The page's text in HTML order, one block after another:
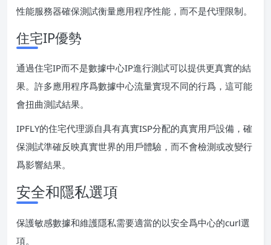
性能服務器確保測試衡量應用程序性能，而不是代理限制。
住宅IP優勢
通過住宅IP而不是數據中心IP進行測試可以提供更真實的結
果。許多應用程序爲數據中心流量實現不同的行爲，這可能
會扭曲測試結果。
IPFLY的住宅代理源自具有真實ISP分配的真實用戶設備，確
保測試準確反映真實世界的用戶體驗，而不會檢測或改變行
爲影響結果。
安全和隱私選項
保護敏感數據和維護隱私需要適當的以安全爲中心的curl選
項。